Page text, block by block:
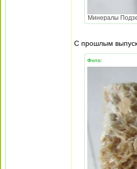
Минералы
С прошлым
Фото: